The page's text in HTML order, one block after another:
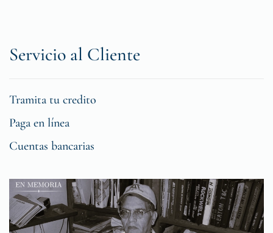
Servicio al Cliente
Tramita tu credito
Paga en línea
Cuentas bancarias